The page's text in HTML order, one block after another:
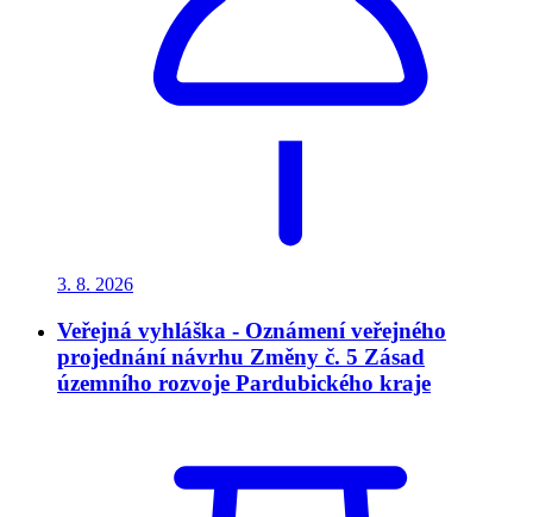
3. 8. 2026
Veřejná vyhláška - Oznámení veřejného
projednání návrhu Změny č. 5 Zásad
územního rozvoje Pardubického kraje